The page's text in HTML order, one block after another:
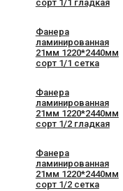
сорт 1/1 гладкая
Фанера
ламинированная
21мм 1220*2440мм
сорт 1/1 сетка
Фанера
ламинированная
21мм 1220*2440мм
сорт 1/2 гладкая
Фанера
ламинированная
21мм 1220*2440мм
сорт 1/2 сетка